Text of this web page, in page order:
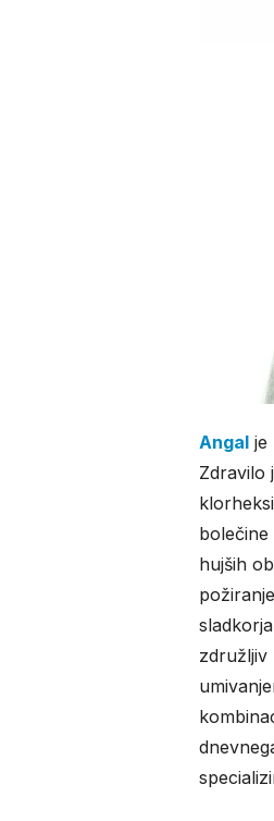
Angalje
Zdravilo
hujših
združljiv